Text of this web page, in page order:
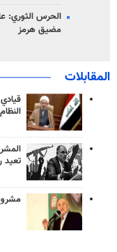
الحرس الثوري:
مضيق هرمز
المقابلات
تعيد